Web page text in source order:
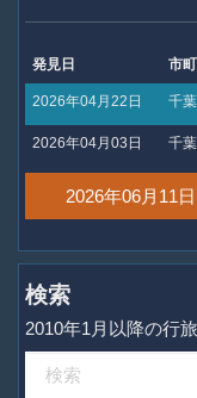
発見日 市
2026年04月22日 千
2026年04月03日 千
2026年06月11
検索
2010年1月以降の行